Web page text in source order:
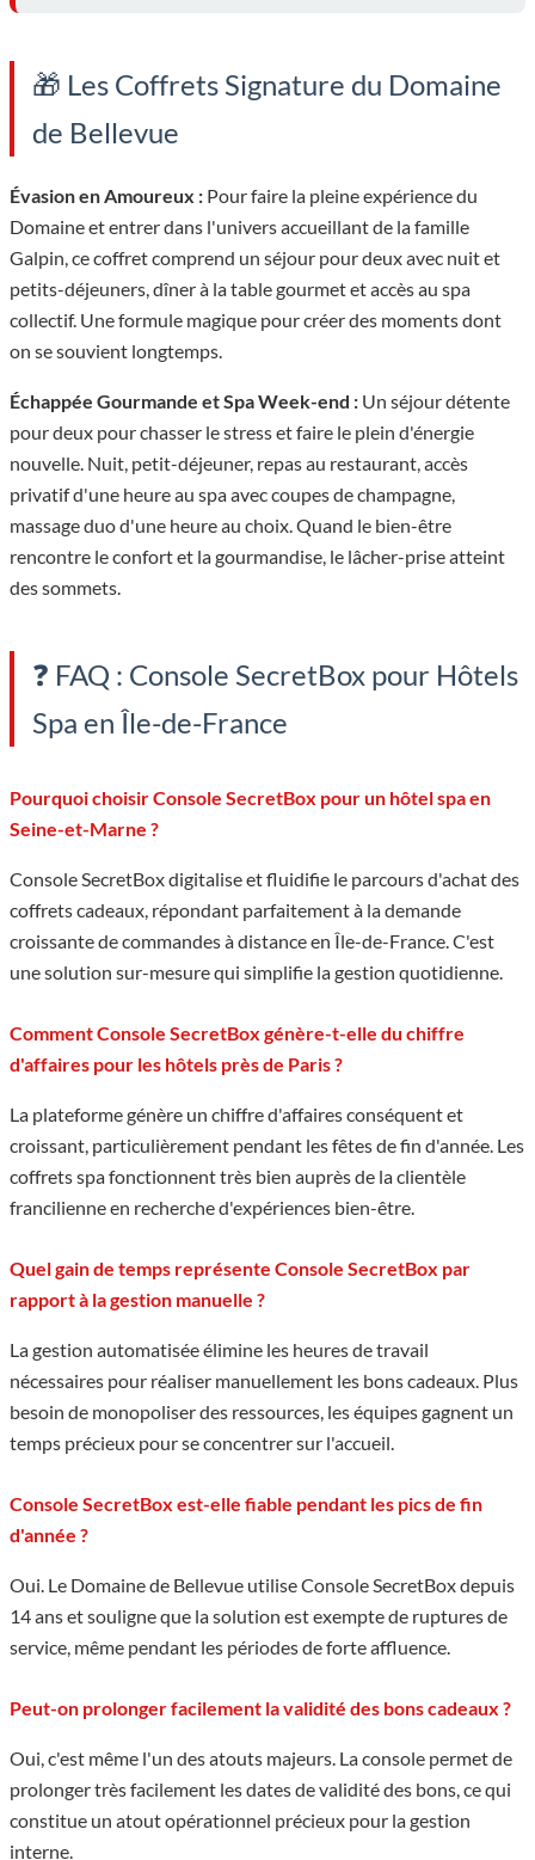
🎁 Les Coffrets Signature du Domaine
de Bellevue
Évasion en Amoureux : Pour faire la pleine expérience du
Domaine et entrer dans l'univers accueillant de la famille
Galpin, ce coffret comprend un séjour pour deux avec nuit et
petits-déjeuners, dîner à la table gourmet et accès au spa
collectif. Une formule magique pour créer des moments dont
on se souvient longtemps.
Échappée Gourmande et Spa Week-end : Un séjour détente
pour deux pour chasser le stress et faire le plein d'énergie
nouvelle. Nuit, petit-déjeuner, repas au restaurant, accès
privatif d'une heure au spa avec coupes de champagne,
massage duo d'une heure au choix. Quand le bien-être
rencontre le confort et la gourmandise, le lâcher-prise atteint
des sommets.
❓ FAQ : Console SecretBox pour Hôtels
Spa en Île-de-France
Pourquoi choisir Console SecretBox pour un hôtel spa en
Seine-et-Marne ?
Console SecretBox digitalise et fluidifie le parcours d'achat des
coffrets cadeaux, répondant parfaitement à la demande
croissante de commandes à distance en Île-de-France. C'est
une solution sur-mesure qui simplifie la gestion quotidienne.
Comment Console SecretBox génère-t-elle du chiffre
d'affaires pour les hôtels près de Paris ?
La plateforme génère un chiffre d'affaires conséquent et
croissant, particulièrement pendant les fêtes de fin d'année. Les
coffrets spa fonctionnent très bien auprès de la clientèle
francilienne en recherche d'expériences bien-être.
Quel gain de temps représente Console SecretBox par
rapport à la gestion manuelle ?
La gestion automatisée élimine les heures de travail
nécessaires pour réaliser manuellement les bons cadeaux. Plus
besoin de monopoliser des ressources, les équipes gagnent un
temps précieux pour se concentrer sur l'accueil.
Console SecretBox est-elle fiable pendant les pics de fin
d'année ?
Oui. Le Domaine de Bellevue utilise Console SecretBox depuis
14 ans et souligne que la solution est exempte de ruptures de
service, même pendant les périodes de forte affluence.
Peut-on prolonger facilement la validité des bons cadeaux ?
Oui, c'est même l'un des atouts majeurs. La console permet de
prolonger très facilement les dates de validité des bons, ce qui
constitue un atout opérationnel précieux pour la gestion
interne.